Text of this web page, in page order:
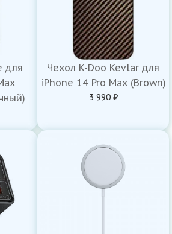
для
Чехол K-Doo Kevlar для
iPhone 14 Pro Max (Brown)
3 990 ₽